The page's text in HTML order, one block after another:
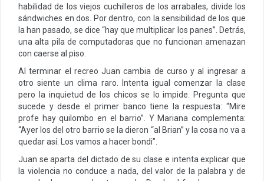
habilidad de los viejos cuchilleros de los arrabales, divide los
sándwiches en dos. Por dentro, con la sensibilidad de los que
la han pasado, se dice “hay que multiplicar los panes”. Detrás,
una alta pila de computadoras que no funcionan amenazan
con caerse al piso.
Al terminar el recreo Juan cambia de curso y al ingresar a
otro siente un clima raro. Intenta igual comenzar la clase
pero la inquietud de los chicos se lo impide. Pregunta que
sucede y desde el primer banco tiene la respuesta: “Mire
profe hay quilombo en el barrio”. Y Mariana complementa:
“Ayer los del otro barrio se la dieron “al Brian” y la cosa no va a
quedar así. Los vamos a hacer bondi”.
Juan se aparta del dictado de su clase e intenta explicar que
la violencia no conduce a nada, del valor de la palabra y de